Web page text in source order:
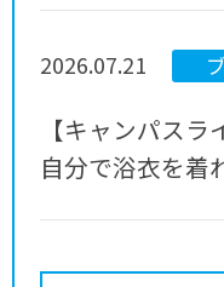
2026.07.21
【キャンパス
自分で浴衣を着